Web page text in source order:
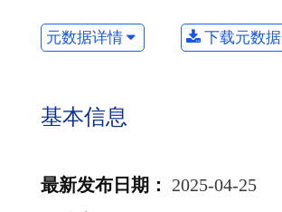
元数据详情 下载元数据
基本信息
最新发布日期 ：
2025-04-25